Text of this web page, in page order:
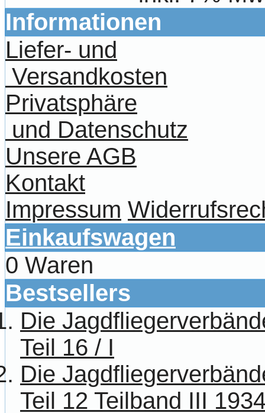
Informationen
Liefer- und
Versandkosten
Privatsphäre
und Datenschutz
Unsere AGB
Kontakt
Impressum
Einkaufswagen
0 Waren
Bestsellers
Die
Teil 16 / I
Die
Teil 12 Teilband III